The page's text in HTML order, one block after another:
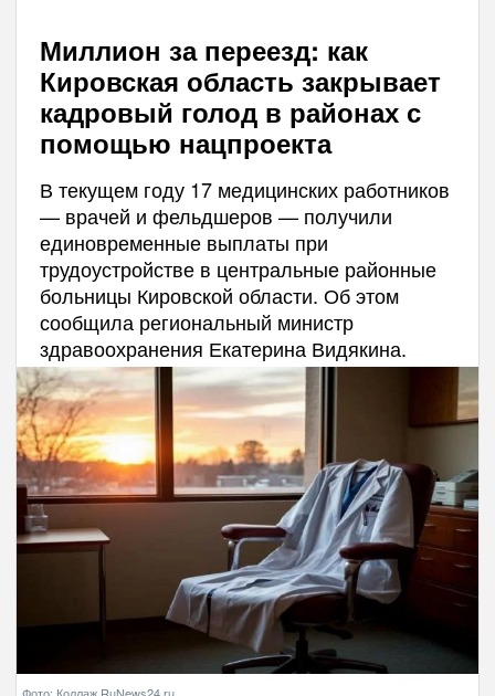
Миллион за переезд: как
Кировская область закрывает
кадровый голод в районах с
помощью нацпроекта
В текущем году 17 медицинских работников
— врачей и фельдшеров — получили
единовременные выплаты при
трудоустройстве в центральные районные
больницы Кировской области. Об этом
сообщила региональный министр
здравоохранения Екатерина Видякина.